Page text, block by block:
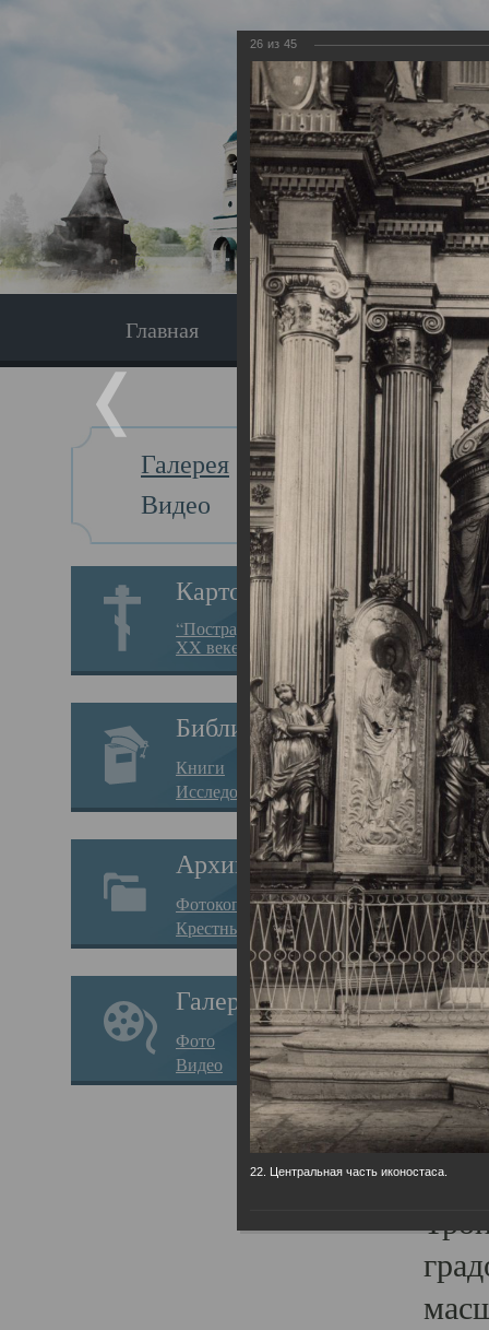
Главная Экскурсия
Галерея
Видео
Картотека
“Пострадавшие за веру в
XX веке на Севере”
Библиотека
Книги
Исследования
Архив
Фотокопии дел
Крестные ходы
Галерея
Фото
Видео
Главная
26 из 45
22. Центральная часть иконостаса.